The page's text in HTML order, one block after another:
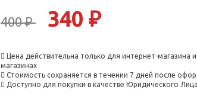
400 ₽ 340 ₽
Цена действительна только для интернет-магазина
магазинах
Стоимость сохраняется в течении 7 дней после
Доступно для покупки в качестве Юридического Лица